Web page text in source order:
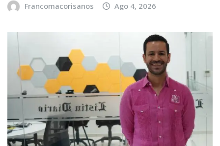
Francomacorisanos Ago 4, 2026